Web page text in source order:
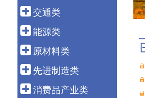
外 贸
房 地 产
海洋经济
金 融
保 险
科技金融
融资租赁
交通类
港 口
高速铁路
能源类
石油天然气
煤 炭
原材料类
建 材
钢 铁
先进制造类
船 舶
消费品产业类